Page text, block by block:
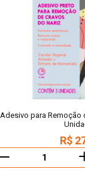
Adesivo para Remoção
R$